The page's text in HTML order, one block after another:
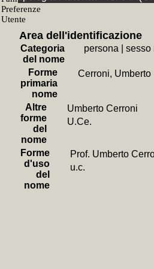
Area dell'identificazione
Categoria
del nome
persona sesso
Forme
primaria
nome
Cerroni, Umberto
Altre
forme
del
nome
Umberto Cerroni
U.Ce.
Forme
d'uso
del
nome
Prof. Umberto
u.c.